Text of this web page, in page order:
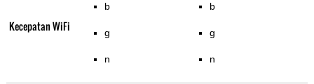
Kecepatan WiFi
b
g
n
b
g
n